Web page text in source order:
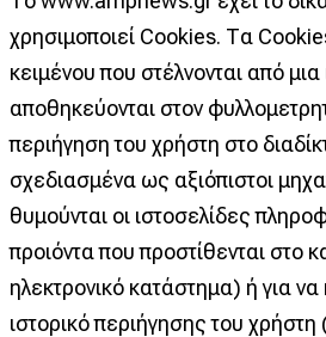
χρησιμοποιεί Cookies. Τα
κειμένου που στέλνονται από μια
αποθηκεύονται στον
περιήγηση του χρήστη στο
σχεδιασμένα ως αξιόπιστοι
θυμούνται οι ιστοσελίδες
προιόντα που προστίθενται στο
ηλεκτρονικό κατάστημα) ή για
ιστορικό περιήγησης του